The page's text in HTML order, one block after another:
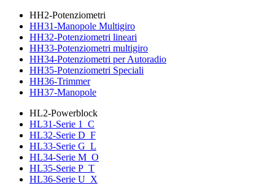
HH2-Potenziometri
HH31-Manopole Multigiro
HH32-Potenziometri lineari
HH33-Potenziometri multigiro
HH34-Potenziometri per Autoradio
HH35-Potenziometri Speciali
HH36-Trimmer
HH37-Manopole
HL2-Powerblock
HL31-Serie 1_C
HL32-Serie D_F
HL33-Serie G_L
HL34-Serie M_O
HL35-Serie P_T
HL36-Serie U_X